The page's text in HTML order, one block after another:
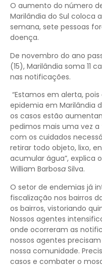
O aumento do número
Marilândia do Sul coloca
semana, sete pessoas
doença.
De novembro do ano
(15), Marilândia soma 11
nas notificações.
“Estamos em alerta,
epidemia em Marilândia
os casos estão
pedimos mais uma vez
com os cuidados
retirar todo objeto, lixo,
acumular água”, explica
William Barbosa Silva.
O setor de endemias já
fiscalização nos bairros
os bairros, vistoriando
Nossos agentes
onde ocorreram as
nossos agentes
nossa comunidade.
casos e combater o